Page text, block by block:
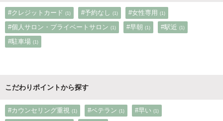
#クレジットカード (1) #予約なし (1) #女性専用 (1)
#個人サロン・プライベートサロン (1) #早朝 (1) #駅近 (1)
#駐車場 (1)
こだわりポイントから探す
#カウンセリング重視 (1) #ベテラン (1) #早い (1)